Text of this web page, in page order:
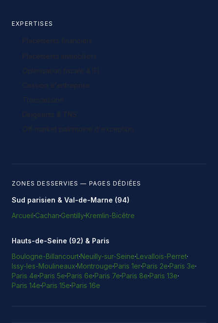
EXPERTISES
ZONES DESSERVIES — PAGES DÉDIÉES
Sud parisien & Val-de-Marne (94)
Arcueil·Cachan·Gentilly·Kremlin-Bicêtre
Hauts-de-Seine (92) & Paris
Boulogne-Billancourt·Neuilly-sur-Seine·Levallois-Perret·
Issy-les-Moulineaux·Montrouge·Paris 1er·Paris 2e·Paris 3e·
Paris 4e·Paris 5e·Paris 6e·Paris 7e·Paris 8e·Paris 13e·
Paris 14e·Paris 15e·Paris 16e